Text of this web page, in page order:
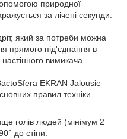
природної
за лічені секунди.
який за потреби можна
прямого під'єднання в
вимикача.
EKRAN Jalousie
правил техніки
голів людей (мінімум 2
до стіни.